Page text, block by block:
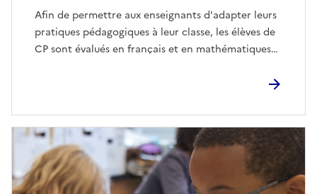
Afin de permettre aux enseignants d'adapter leurs
pratiques pédagogiques à leur classe, les élèves de
CP sont évalués en français et en mathématiques…